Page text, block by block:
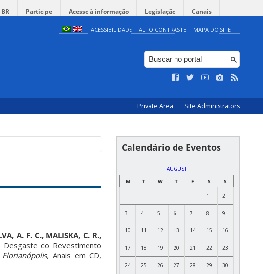
Participe Acesso à informação Legislação Canais
ACESSIBILIDADE ALTO CONTRASTE MAPA DO SITE
Private Area Site Administrators
A. F. C., MALISKA, C. R.,
Desgaste do Revestimento
Anais em CD,
Calendário de Eventos
AUGUST
M
T W T F S S
1 2
3 4 5 6 7 8 9
10 11 12 13 14 15 16
17 18 19 20 21 22 23
24 25 26 27 28 29 30